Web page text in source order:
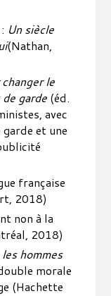
Un siècle
(Nathan,
le
de garde (éd.
avec
et une
française
2018)
non à la
2018)
hommes
morale
(Hachette